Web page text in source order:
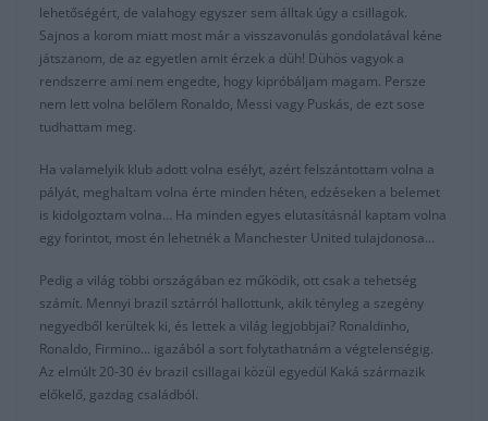
lehetőségért, de valahogy egyszer sem álltak úgy a csillagok.
Sajnos a korom miatt most már a visszavonulás gondolatával kéne
játszanom, de az egyetlen amit érzek a düh! Dühös vagyok a
rendszerre ami nem engedte, hogy kipróbáljam magam. Persze
nem lett volna belőlem Ronaldo, Messi vagy Puskás, de ezt sose
tudhattam meg.
Ha valamelyik klub adott volna esélyt, azért felszántottam volna a
pályát, meghaltam volna érte minden héten, edzéseken a belemet
is kidolgoztam volna… Ha minden egyes elutasításnál kaptam volna
egy forintot, most én lehetnék a Manchester United tulajdonosa…
Pedig a világ többi országában ez működik, ott csak a tehetség
számít. Mennyi brazil sztárról hallottunk, akik tényleg a szegény
negyedből kerültek ki, és lettek a világ legjobbjai? Ronaldinho,
Ronaldo, Firmino… igazából a sort folytathatnám a végtelenségig.
Az elmúlt 20-30 év brazil csillagai közül egyedül Kaká származik
előkelő, gazdag családból.